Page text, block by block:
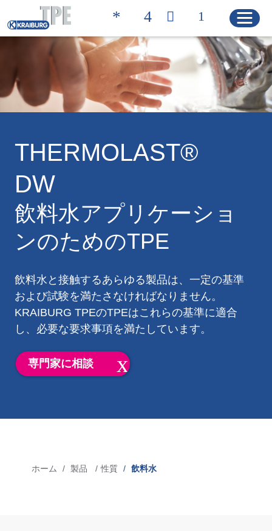
Quicklinksお問い合わせ
製品
ソリューション
性質
ブローフィル・シール・テクノロジー用TPE
市場
医療分野
THERMOLAST®
DW
飲料水アプリケーショ
ンのためのTPE
飲料水と接触するあらゆる製品は、一定の基準
および試験を満たさなければなりません。
KRAIBURG TPEのTPEはこれらの基準に適合
し、必要な要求事項を満たしています。
専門家に相談
パ
ホーム 製品 性質 飲料水